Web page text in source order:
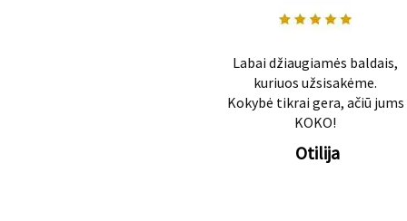
Labai džiaugiamės baldais,
kuriuos užsisakėme.
Kokybė tikrai gera, ačiū jums
KOKO!
Otilija